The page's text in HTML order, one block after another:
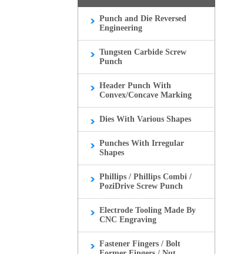
Punch and Die Reversed
Engineering
Tungsten Carbide Screw
Punch
Header Punch With
Convex/Concave Marking
Dies With Various Shapes
Punches With Irregular
Shapes
Phillips / Phillips Combi /
PoziDrive Screw Punch
Electrode Tooling Made By
CNC Engraving
Fastener Fingers / Bolt